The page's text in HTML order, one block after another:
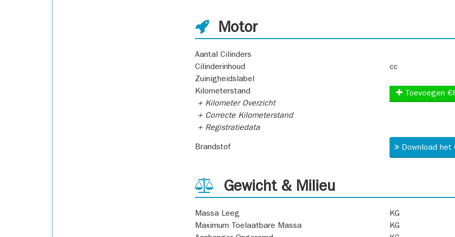
Motor
Aantal Cilinders
Cilinderinhoud
cc
Zuinigheidslabel
Kilometerstand
+ Kilometer Overzicht
+ Correcte Kilometerstand
+ Registratiedata
Toevoegen
Brandstof Download
Gewicht & Milieu
Massa Leeg
KG
Maximum Toelaatbare Massa
KG